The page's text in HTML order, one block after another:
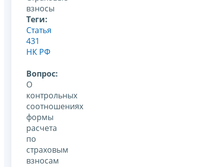
взносы
Теги:
Статья
431
НК РФ
Вопрос:
О
контрольных
соотношениях
формы
расчета
по
страховым
взносам